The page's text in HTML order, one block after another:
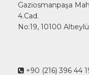
Gaziosmanpaşa
4.Cad.
No:19, 10100
+90 (216) 396 44